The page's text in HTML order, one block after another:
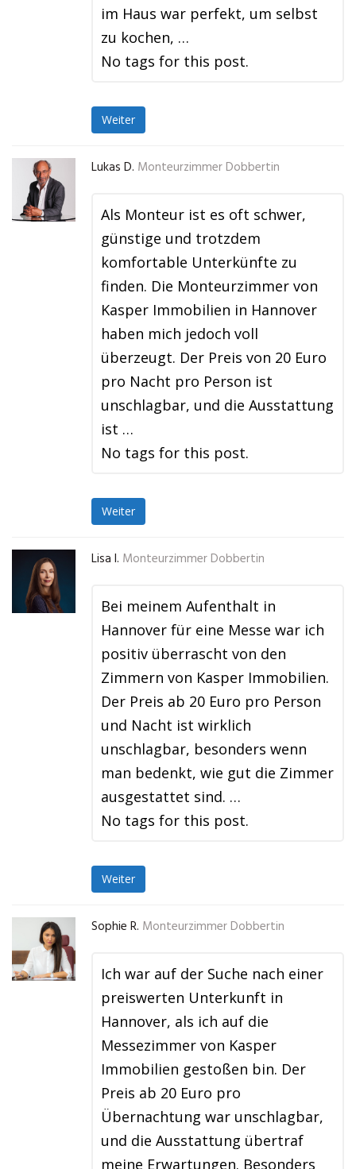
im Haus war perfekt, um selbst
zu kochen, …
No tags for this post.
Weiter
Lukas D. Monteurzimmer Dobbertin
Als Monteur ist es oft schwer,
günstige und trotzdem
komfortable Unterkünfte zu
finden. Die Monteurzimmer von
Kasper Immobilien in Hannover
haben mich jedoch voll
überzeugt. Der Preis von 20 Euro
pro Nacht pro Person ist
unschlagbar, und die Ausstattung
ist …
No tags for this post.
Weiter
Lisa I. Monteurzimmer Dobbertin
Bei meinem Aufenthalt in
Hannover für eine Messe war ich
positiv überrascht von den
Zimmern von Kasper Immobilien.
Der Preis ab 20 Euro pro Person
und Nacht ist wirklich
unschlagbar, besonders wenn
man bedenkt, wie gut die Zimmer
ausgestattet sind. …
No tags for this post.
Weiter
Sophie R. Monteurzimmer Dobbertin
Ich war auf der Suche nach einer
preiswerten Unterkunft in
Hannover, als ich auf die
Messezimmer von Kasper
Immobilien gestoßen bin. Der
Preis ab 20 Euro pro
Übernachtung war unschlagbar,
und die Ausstattung übertraf
meine Erwartungen. Besonders